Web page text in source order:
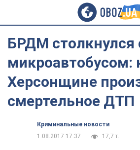
БРДМ столкнулся
микроавтобусом:
Херсонщине
смертельное ДТП
Криминальные новости
1.08.2017 17:37
17,7 т.